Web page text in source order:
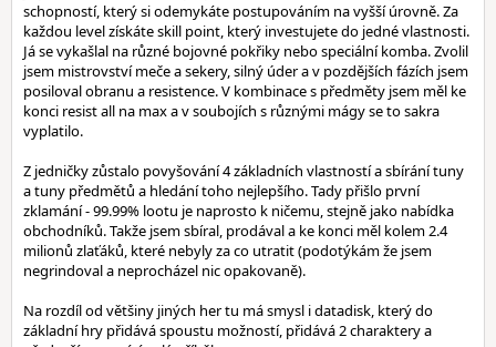
schopností, který si odemykáte postupováním na vyšší úrovně. Za
každou level získáte skill point, který investujete do jedné vlastnosti.
Já se vykašlal na různé bojovné pokřiky nebo speciální komba. Zvolil
jsem mistrovství meče a sekery, silný úder a v pozdějších fázích jsem
posiloval obranu a resistence. V kombinace s předměty jsem měl ke
konci resist all na max a v soubojích s různými mágy se to sakra
vyplatilo.
Z jedničky zůstalo povyšování 4 základních vlastností a sbírání tuny
a tuny předmětů a hledání toho nejlepšího. Tady přišlo první
zklamání - 99.99% lootu je naprosto k ničemu, stejně jako nabídka
obchodníků. Takže jsem sbíral, prodával a ke konci měl kolem 2.4
milionů zlaťáků, které nebyly za co utratit (podotýkám že jsem
negrindoval a neprocházel nic opakovaně).
Na rozdíl od většiny jiných her tu má smysl i datadisk, který do
základní hry přidává spoustu možností, přidává 2 charaktery a